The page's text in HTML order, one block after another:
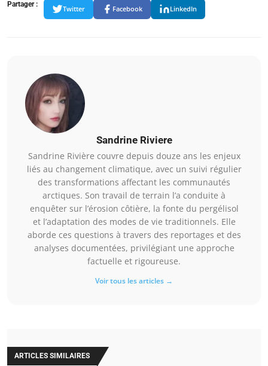
Partager :
Twitter Facebook LinkedIn
Sandrine Riviere
Sandrine Rivière couvre depuis douze ans les enjeux
liés au changement climatique, avec un suivi régulier
des transformations affectant les communautés
arctiques. Son travail de terrain l’a conduite à
enquêter sur l’érosion côtière, la fonte du pergélisol
et l’adaptation des modes de vie traditionnels. Elle
aborde ces questions à travers des reportages et des
analyses documentées, privilégiant une approche
factuelle et rigoureuse.
Voir tous les articles →
ARTICLES SIMILAIRES